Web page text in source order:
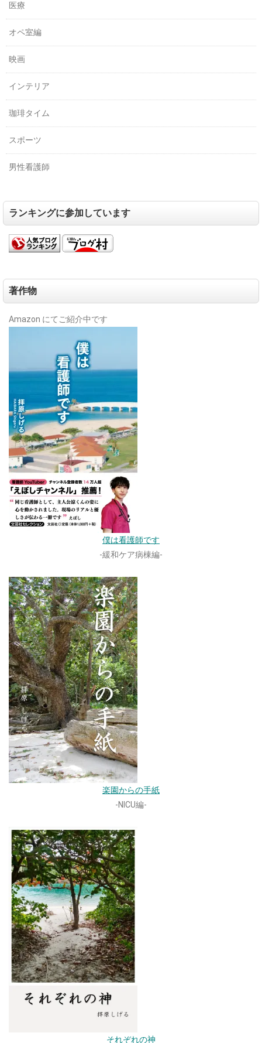
医療
オペ室編
映画
インテリア
珈琲タイム
スポーツ
男性看護師
ランキングに参加しています
著作物
Amazon にてご紹介中です
僕は看護師です
-緩和ケア病棟編-
楽園からの手紙
-NICU編-
それぞれの神